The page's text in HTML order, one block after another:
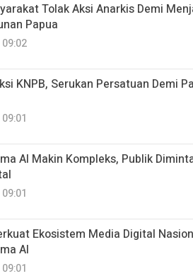
Tolak Aksi Anarkis Demi
Papua
KNPB, Serukan Persatuan Demi
AI Makin Kompleks, Publik
Ekosistem Media Digital
AI